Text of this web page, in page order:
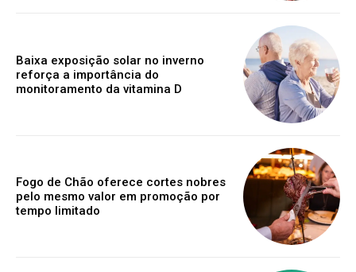
Baixa exposição solar no inverno
reforça a importância do
monitoramento da vitamina D
Fogo de Chão oferece cortes nobres
pelo mesmo valor em promoção por
tempo limitado